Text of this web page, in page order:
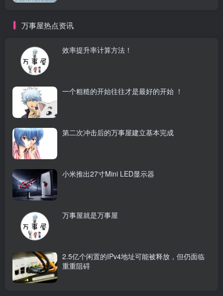
万事屋热点资讯
效率提升率计算方法！
一个粗糙的开始往往才是最好的开始 ！
第二次冲击后的万事屋建立基本完成
小米推出27寸Mini LED显示器
万事屋就是万事屋
2.5亿个闲置的IPv4地址可能被释放，但仍面临
重重阻碍